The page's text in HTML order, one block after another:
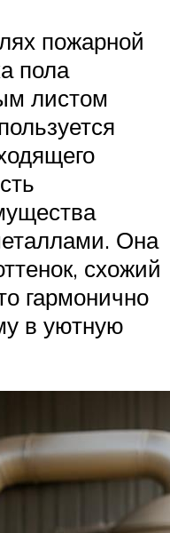
пожарной
пола
листом
Она
схожий
гармонично
в уютную